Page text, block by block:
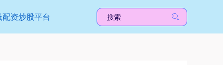
资炒股平台